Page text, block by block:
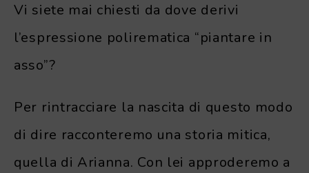
Vi siete mai chiesti da dove derivi
l’espressione polirematica “piantare in
asso”?
Per rintracciare la nascita di questo modo
di dire racconteremo una storia mitica,
quella di Arianna. Con lei approderemo a